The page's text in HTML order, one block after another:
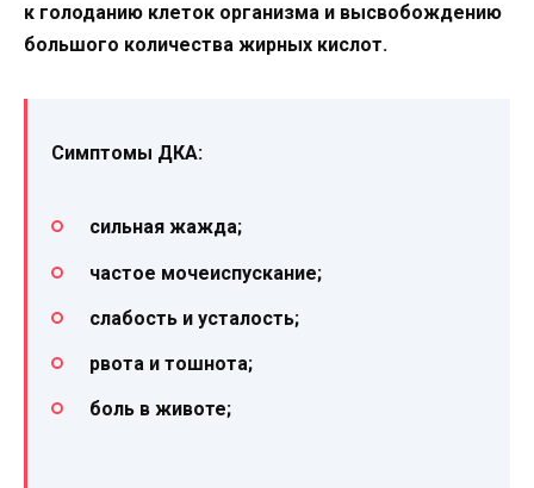
к голоданию клеток организма и высвобождению
большого количества жирных кислот.
Симптомы ДКА:
сильная жажда;
частое мочеиспускание;
слабость и усталость;
рвота и тошнота;
боль в животе;